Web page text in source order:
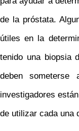
de la próstata.
útiles en la
tenido una biopsia
deben
investigadores
de utilizar cada una